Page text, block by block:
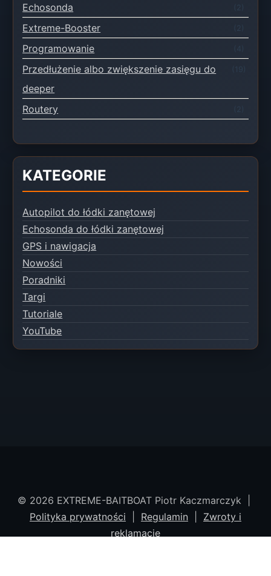
Echosonda (2)
Extreme-Booster
Programowanie (4)
Przedłużenie albo zwiększenie zasięgu do
deeper
(19)
Routery
KATEGORIE
Autopilot do łódki zanętowej
Echosonda do łódki zanętowej
GPS i nawigacja
Nowości
Poradniki
Targi
Tutoriale
YouTube
© 2026 EXTREME-BAITBOAT Piotr Kaczmarczyk |
Polityka prywatności
Regulamin
Zwroty i
reklamacje